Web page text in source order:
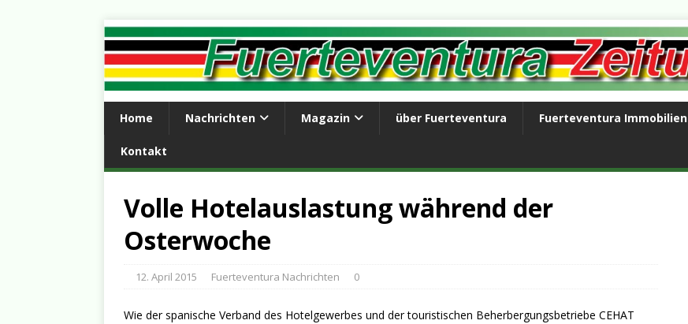
Home Nachrichten Magazin über Fuerteventura Fuerteventura Immobilien
Kontakt
Volle Hotelauslastung während der
Osterwoche
12. April 2015 Fuerteventura Nachrichten 0
Wie der spanische Verband des Hotelgewerbes und der touristischen Beherbergungsbetriebe CEHAT